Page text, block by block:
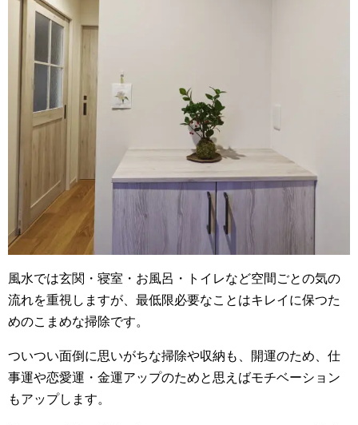
風水では玄関・寝室・お風呂・トイレなど空間ごとの気の
流れを重視しますが、最低限必要なことはキレイに保つた
めのこまめな掃除です。
ついつい面倒に思いがちな掃除や収納も、開運のため、仕
事運や恋愛運・金運アップのためと思えばモチベーション
もアップします。